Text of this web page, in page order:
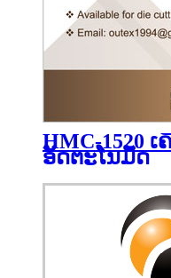
HMC-1520
ອັດຕະໂນມັດ